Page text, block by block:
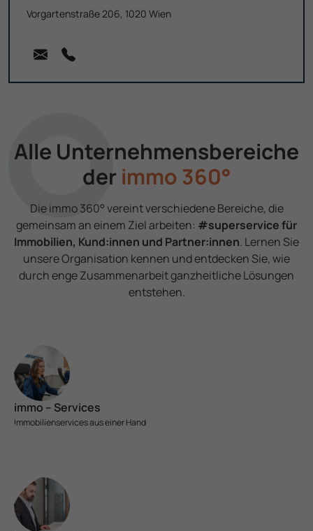
Vorgartenstraße 206, 1020 Wien
Alle Unter­nehmens­bereiche
derimmo 360°
Die immo 360° vereint verschie­dene Bereiche, die
gemeinsam an einem Ziel arbeiten: #superservice für
Immobilien, Kund:innen und Partner:innen. Lernen Sie
unsere Organisation kennen und entdecken Sie, wie
durch enge Zusammen­arbeit ganzheitliche Lösungen
entstehen.
immo – Services
Immobilien­services aus einer Hand